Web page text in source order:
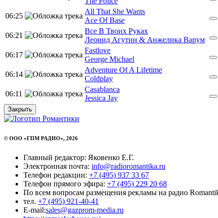
06:25
All That She Wants
Ace Of Base
06:21
Все В Твоих Руках
Леонид Aгутин & Анжелика Варум
06:17
Fastlove
George Michael
06:14
Adventure Of A Lifetime
Coldplay
06:11
Casablanca
Jessica Jay
Закрыть
© ООО «ГПМ РАДИО», 2026
Главный редактор: Яковенко Е.Г.
Электронная почта: info@radioromantika.ru
Телефон редакции: +7 (495) 937 33 67
Телефон прямого эфира: +7 (495) 229 20 68
По всем вопросам размещения рекламы на радио
тел. +7 (495) 921-40-41
E-mail:sales@gazprom-media.ru